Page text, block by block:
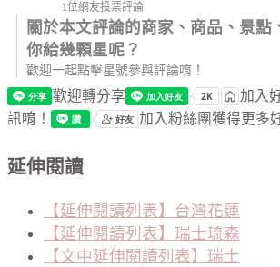
1位網友投票評論
關於本文評論的商家、商品、景點
你給幾顆星呢？
歡迎一起點擊星號參與評論唷！
歡迎轉分享
加入
訊唷！
加入粉絲團獲得更多
延伸閱讀
【延伸閱讀列表】台灣花蓮
【延伸閱讀列表】瑞士琉森
【文中延伸閱讀列表】瑞士